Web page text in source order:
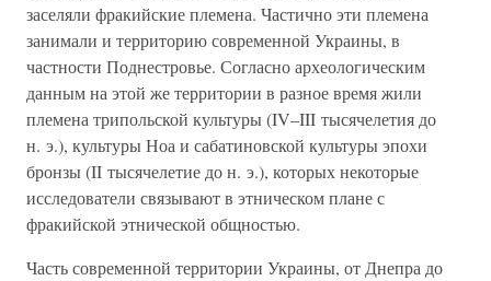
заселяли фракийские племена. Частично эти племена
занимали и территорию современной Украины, в
частности Поднестровье. Согласно археологическим
данным на этой же территории в разное время жили
племена трипольской культуры (IV–III тысячелетия до
н. э.), культуры Ноа и сабатиновской культуры эпохи
бронзы (II тысячелетие до н. э.), которых некоторые
исследователи связывают в этническом плане с
фракийской этнической общностью.
Часть современной территории Украины, от Днепра до